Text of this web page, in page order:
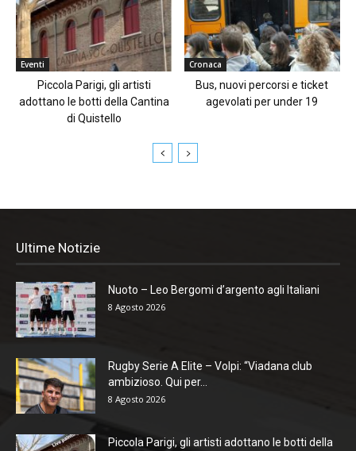
Eventi
Piccola Parigi, gli artisti
adottano le botti della Cantina
di Quistello
Cronaca
Bus, nuovi percorsi e ticket
agevolati per under 19
Ultime Notizie
Nuoto – Leo Bergomi d’argento agli Italiani
8 Agosto 2026
Rugby Serie A Elite – Volpi: “Viadana club
ambizioso. Qui per...
8 Agosto 2026
Piccola Parigi, gli artisti adottano le botti della